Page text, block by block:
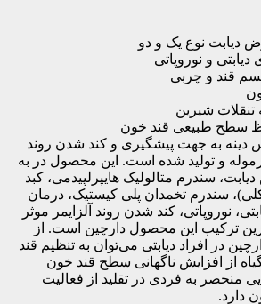
دیابت نوع یک و دو
و نوروپاتی
قند و چربی
شیرین
سطح طبیعی قند خون
دینه به جهت پیشگیری و کند شدن روند
به دیابت نوع ۲ فرموله و تولید شده است. این محصول در به
سندرم متالولیک هایپرلپیدمی، کبد
سندرم تخمدان پلی کیستیک، درمان
نوروپاتی، کند شدن روند آلزایمر موثر
ترکیب این محصول دارچین است. از
در افراد دیابتی می‌توان به تنظیم قند
از افزایش ناگهانی سطح قند خون
منحصر به ‌فردی در تقلید از فعالیت
دارد.